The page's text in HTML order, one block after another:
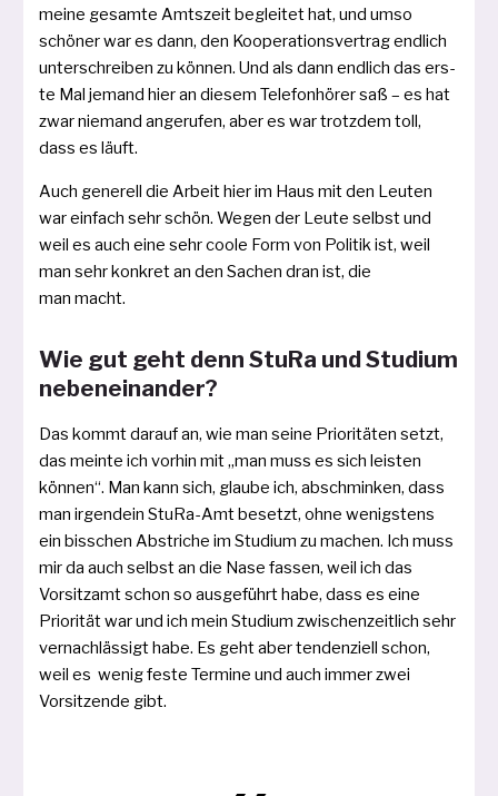
mei­ne gesam­te Amtszeit beglei­tet hat, und umso
schö­ner war es dann, den Kooperationsvertrag end­lich
unter­schrei­ben zu kön­nen. Und als dann end­lich das ers­
te Mal jemand hier an die­sem Telefonhörer saß – es hat
zwar nie­mand ange­ru­fen, aber es war trotz­dem toll,
dass es läuft.
Auch gene­rell die Arbeit hier im Haus mit den Leuten
war ein­fach sehr schön. Wegen der Leute selbst und
weil es auch eine sehr coo­le Form von Politik ist, weil
man sehr kon­kret an den Sachen dran ist, die
man macht.
Wie gut geht denn StuRa und Studium
nebeneinander?
Das kommt dar­auf an, wie man sei­ne Prioritäten setzt,
das mein­te ich vor­hin mit „man muss es sich leis­ten
kön­nen“. Man kann sich, glau­be ich, abschmin­ken, dass
man irgend­ein StuRa-Amt besetzt, ohne wenigs­tens
ein biss­chen Abstriche im Studium zu machen. Ich muss
mir da auch selbst an die Nase fas­sen, weil ich das
Vorsitzamt schon so aus­ge­führt habe, dass es eine
Priorität war und ich mein Studium zwi­schen­zeit­lich sehr
ver­nach­läs­sigt habe. Es geht aber ten­den­zi­ell schon,
weil es wenig fes­te Termine und auch immer zwei
Vorsitzende gibt.